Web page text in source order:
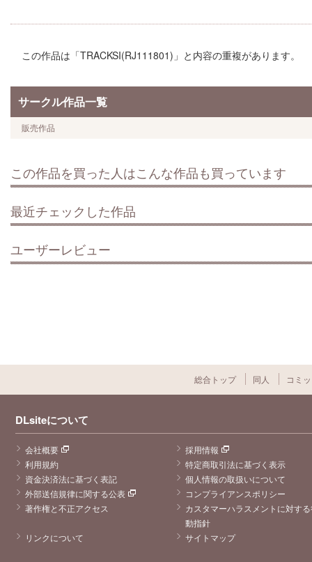
この作品は「TRACKSI(RJ111801)」と内容の重複があります。
サークル作品一覧
販売作品
この作品を買った人はこんな作品も買っています
最近チェックした作品
ユーザーレビュー
総合トップ 同人 コミ
DLsiteについて
会社概要
採用情報
利用規約
特定商取引法に基づく表示
資金決済法に基づく表記
個人情報の取扱いについて
外部送信規律に関する公表
コンプライアンスポリシー
著作権と不正アクセス
カスタマーハラスメントに対す
動指針
リンクについて
サイトマップ